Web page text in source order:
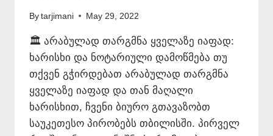
By tarjimani May 29, 2022
🏛️ არაბულად თარგმნა ყველაზე იაფად:
ხარისხი და ნოტარიული დამოწმება თუ
თქვენ გჭირდებათ არაბულად თარგმნა
ყველაზე იაფად და თან მაღალი
ხარისხით, ჩვენი ბიურო გთავაზობთ
საუკეთესო პირობებს თბილისში. პირველ